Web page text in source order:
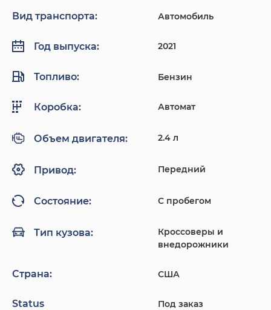
Вид транспорта: Автомобиль
Год выпуска: 2021
Топливо: Бензин
Коробка: Автомат
Объем двигателя: 2.4 л
Привод: Передний
Состояние: С пробегом
Тип кузова:
Кроссоверы и
внедорожники
Страна: США
Status Под заказ